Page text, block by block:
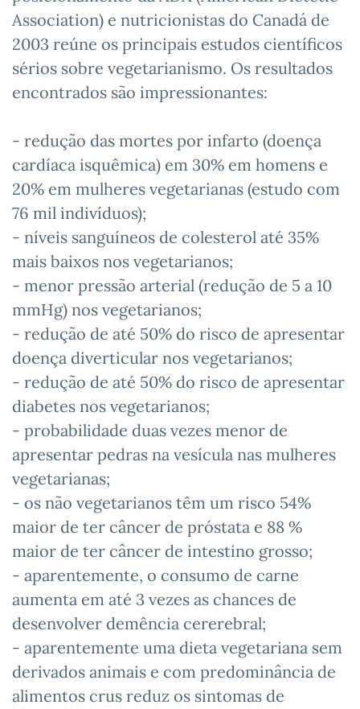
Association) e nutricionistas do Canadá de
2003 reúne os principais estudos científicos
sérios sobre vegetarianismo. Os resultados
encontrados são impressionantes:
- redução das mortes por infarto (doença
cardíaca isquêmica) em 30% em homens e
20% em mulheres vegetarianas (estudo com
76 mil indivíduos);
- níveis sanguíneos de colesterol até 35%
mais baixos nos vegetarianos;
- menor pressão arterial (redução de 5 a 10
mmHg) nos vegetarianos;
- redução de até 50% do risco de apresentar
doença diverticular nos vegetarianos;
- redução de até 50% do risco de apresentar
diabetes nos vegetarianos;
- probabilidade duas vezes menor de
apresentar pedras na vesícula nas mulheres
vegetarianas;
- os não vegetarianos têm um risco 54%
maior de ter câncer de próstata e 88 %
maior de ter câncer de intestino grosso;
- aparentemente, o consumo de carne
aumenta em até 3 vezes as chances de
desenvolver demência cererebral;
- aparentemente uma dieta vegetariana sem
derivados animais e com predominância de
alimentos crus reduz os sintomas de